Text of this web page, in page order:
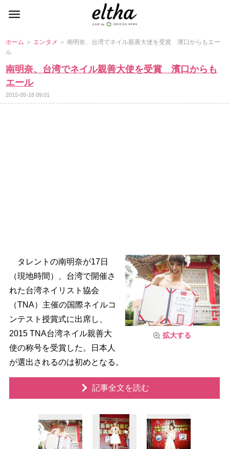
ホーム ＞ エンタメ ＞ 南明奈、台湾でネイル親善大使を受賞 濱口からもエー
ル
南明奈、台湾でネイル親善大使を受賞 濱口からも
エール
2015-05-18 09:01
拡大する
タレントの南明奈が17日
（現地時間）、台湾で開催さ
れた台湾ネイリスト協会
（TNA）主催の国際ネイルコ
ンテスト授賞式に出席し、
2015 TNA台湾ネイル親善大
使の称号を受賞した。日本人
が選出されるのは初めとなる。
記事全文を読む